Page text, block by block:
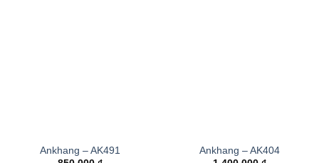
Ankhang – AK491
Ankhang – AK404